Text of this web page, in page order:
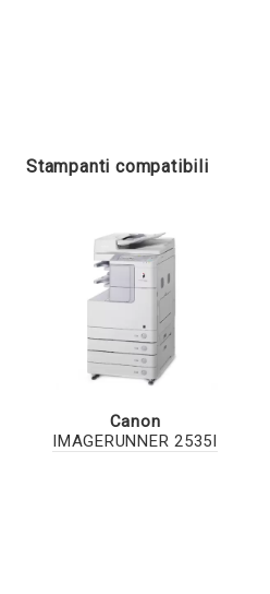
Stampanti compatibili
Canon
IMAGERUNNER 2535I